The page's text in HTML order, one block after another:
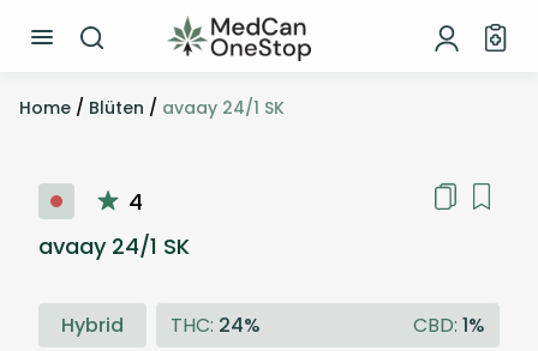
Home / Blüten / avaay 24/1 SK
4
avaay 24/1 SK
Hybrid THC: 24% CBD: 1%